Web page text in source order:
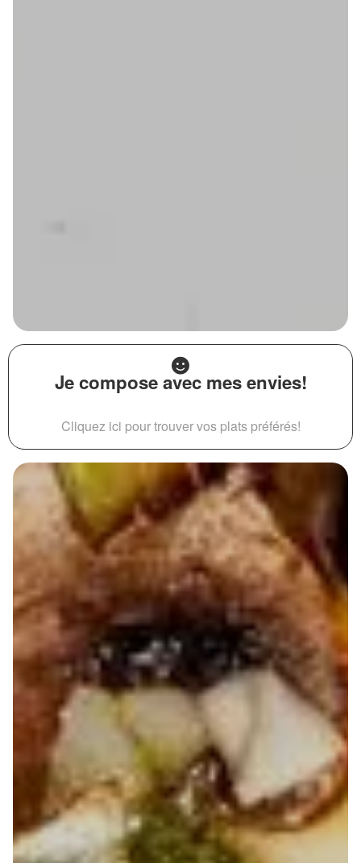
Je compose avec mes envies!
Cliquez ici pour trouver vos plats préférés!